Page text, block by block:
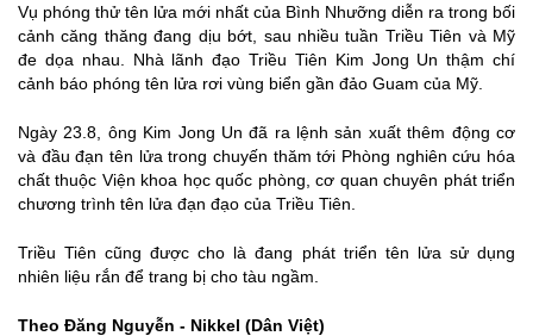
Vụ phóng thử tên lửa mới nhất của Bình Nhưỡng diễn ra trong bối
cảnh căng thăng đang dịu bớt, sau nhiều tuần Triều Tiên và Mỹ
đe dọa nhau. Nhà lãnh đạo Triều Tiên Kim Jong Un thậm chí
cảnh báo phóng tên lửa rơi vùng biển gần đảo Guam của Mỹ.
Ngày 23.8, ông Kim Jong Un đã ra lệnh sản xuất thêm động cơ
và đầu đạn tên lửa trong chuyến thăm tới Phòng nghiên cứu hóa
chất thuộc Viện khoa học quốc phòng, cơ quan chuyên phát triển
chương trình tên lửa đạn đạo của Triều Tiên.
Triều Tiên cũng được cho là đang phát triển tên lửa sử dụng
nhiên liệu rắn để trang bị cho tàu ngầm.
Theo Đăng Nguyễn - Nikkel (Dân Việt)